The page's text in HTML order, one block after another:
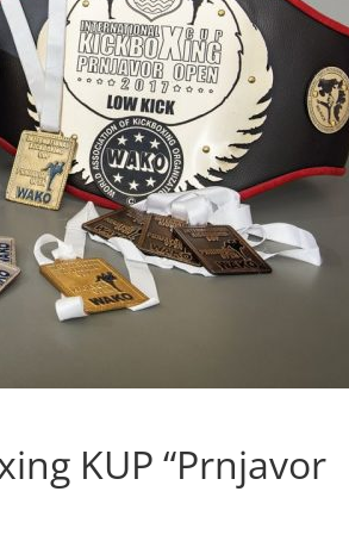
KUP “Prnjavor